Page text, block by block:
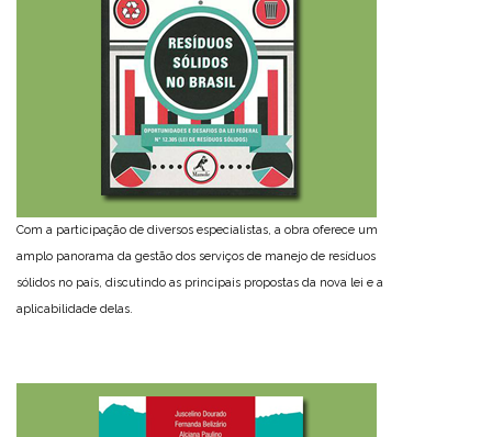
Com a participação de diversos especialistas, a obra oferece um
amplo panorama da gestão dos serviços de manejo de resíduos
sólidos no país, discutindo as principais propostas da nova lei e a
aplicabilidade delas.